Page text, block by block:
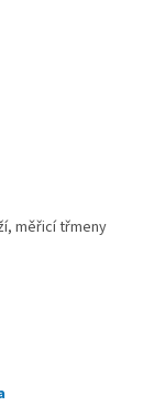
měřicí třmeny